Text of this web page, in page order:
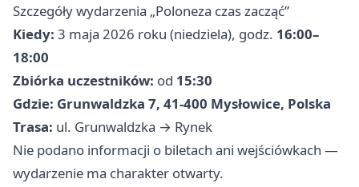
Szczegóły wydarzenia „Poloneza czas zacząć”
Kiedy: 3 maja 2026 roku (niedziela), godz. 16:00–
18:00
Zbiórka uczestników: od 15:30
Gdzie: Grunwaldzka 7, 41-400 Mysłowice, Polska
Trasa: ul. Grunwaldzka → Rynek
Nie podano informacji o biletach ani wejściówkach —
wydarzenie ma charakter otwarty.